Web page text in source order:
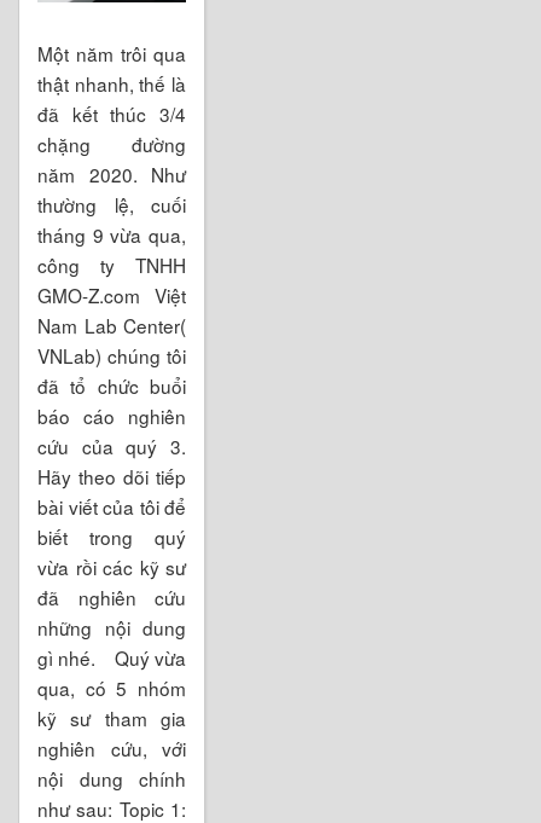
Một năm trôi qua
thật nhanh, thế là
đã kết thúc 3/4
chặng đường
năm 2020. Như
thường lệ, cuối
tháng 9 vừa qua,
công ty TNHH
GMO-Z.com Việt
Nam Lab Center(
VNLab) chúng tôi
đã tổ chức buổi
báo cáo nghiên
cứu của quý 3.
Hãy theo dõi tiếp
bài viết của tôi để
biết trong quý
vừa rồi các kỹ sư
đã nghiên cứu
những nội dung
gì nhé. Quý vừa
qua, có 5 nhóm
kỹ sư tham gia
nghiên cứu, với
nội dung chính
như sau: Topic 1: